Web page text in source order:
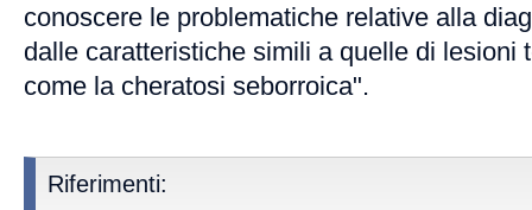
conoscere le problematiche relative alla
dalle caratteristiche simili a quelle di lesioni
come la cheratosi seborroica".
Riferimenti: